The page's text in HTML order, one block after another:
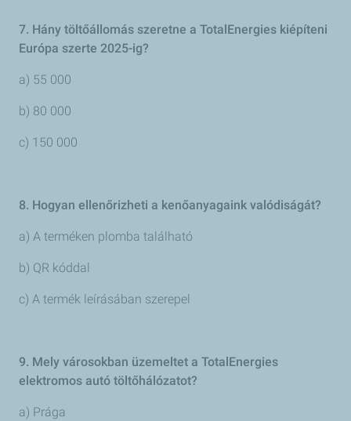
7. Hány töltőállomás szeretne a TotalEnergies kiépíteni
Európa szerte 2025-ig?
a) 55 000
b) 80 000
c) 150 000
8. Hogyan ellenőrizheti a kenőanyagaink valódiságát?
a) A terméken plomba található
b) QR kóddal
c) A termék leírásában szerepel
9. Mely városokban üzemeltet a TotalEnergies
elektromos autó töltőhálózatot?
a) Prága